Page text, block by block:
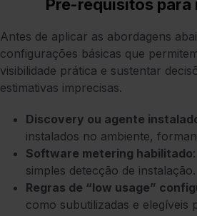
Pré-requisitos
Antes de aplicar as abordagens
configurações básicas que
visibilidade prática e sustentar
estimativas imprecisas.
Discovery ou agente
instalados no ambiente,
Software metering habilitado
simples detecção de instalação.
Regras de “low usage”
como subutilizadas e elegíveis